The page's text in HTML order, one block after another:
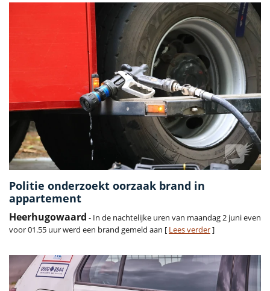
Politie onderzoekt oorzaak brand in
appartement
Heerhugowaard - In de nachtelijke uren van maandag 2 juni even
voor 01.55 uur werd een brand gemeld aan [ Lees verder]